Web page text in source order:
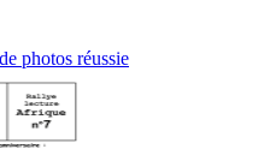
photos réussie